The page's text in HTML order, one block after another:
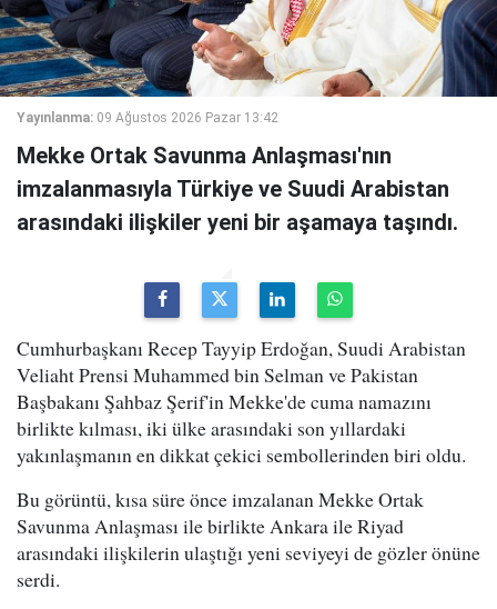
Yayınlanma: 09 Ağustos 2026 Pazar 13:42
Mekke Ortak Savunma Anlaşması'nın
imzalanmasıyla Türkiye ve Suudi Arabistan
arasındaki ilişkiler yeni bir aşamaya taşındı.
Cumhurbaşkanı Recep Tayyip Erdoğan, Suudi Arabistan
Veliaht Prensi Muhammed bin Selman ve Pakistan
Başbakanı Şahbaz Şerif'in Mekke'de cuma namazını
birlikte kılması, iki ülke arasındaki son yıllardaki
yakınlaşmanın en dikkat çekici sembollerinden biri oldu.
Bu görüntü, kısa süre önce imzalanan Mekke Ortak
Savunma Anlaşması ile birlikte Ankara ile Riyad
arasındaki ilişkilerin ulaştığı yeni seviyeyi de gözler önüne
serdi.